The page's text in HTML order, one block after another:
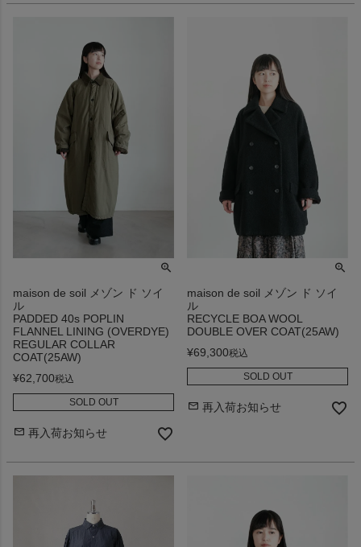
maison de soil メゾン ド ソイ
ル
PADDED 40s POPLIN
FLANNEL LINING (OVERDYE)
REGULAR COLLAR
COAT(25AW)
¥62,700税込
SOLD OUT
再入荷お知らせ
maison de soil メゾン ド ソイ
ル
RECYCLE BOA WOOL
DOUBLE OVER COAT(25AW)
¥69,300税込
SOLD OUT
再入荷お知らせ